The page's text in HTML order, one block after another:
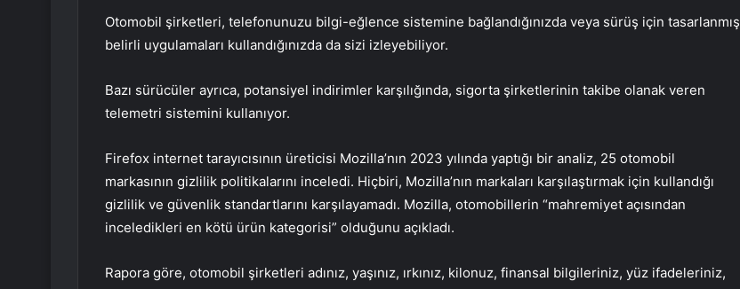
Otomobil şirketleri, telefonunuzu bilgi-eğlence sistemine bağlandığınızda veya sürüş için tasarlanmış
belirli uygulamaları kullandığınızda da sizi izleyebiliyor.
Bazı sürücüler ayrıca, potansiyel indirimler karşılığında, sigorta şirketlerinin takibe olanak veren
telemetri sistemini kullanıyor.
Firefox internet tarayıcısının üreticisi Mozilla’nın 2023 yılında yaptığı bir analiz, 25 otomobil
markasının gizlilik politikalarını inceledi. Hiçbiri, Mozilla’nın markaları karşılaştırmak için kullandığı
gizlilik ve güvenlik standartlarını karşılayamadı. Mozilla, otomobillerin “mahremiyet açısından
inceledikleri en kötü ürün kategorisi” olduğunu açıkladı.
Rapora göre, otomobil şirketleri adınız, yaşınız, ırkınız, kilonuz, finansal bilgileriniz, yüz ifadeleriniz,